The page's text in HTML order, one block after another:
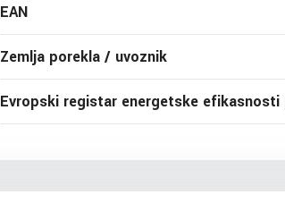
EAN
Zemlja porekla / uvoznik
Evropski registar energetske efikasnosti